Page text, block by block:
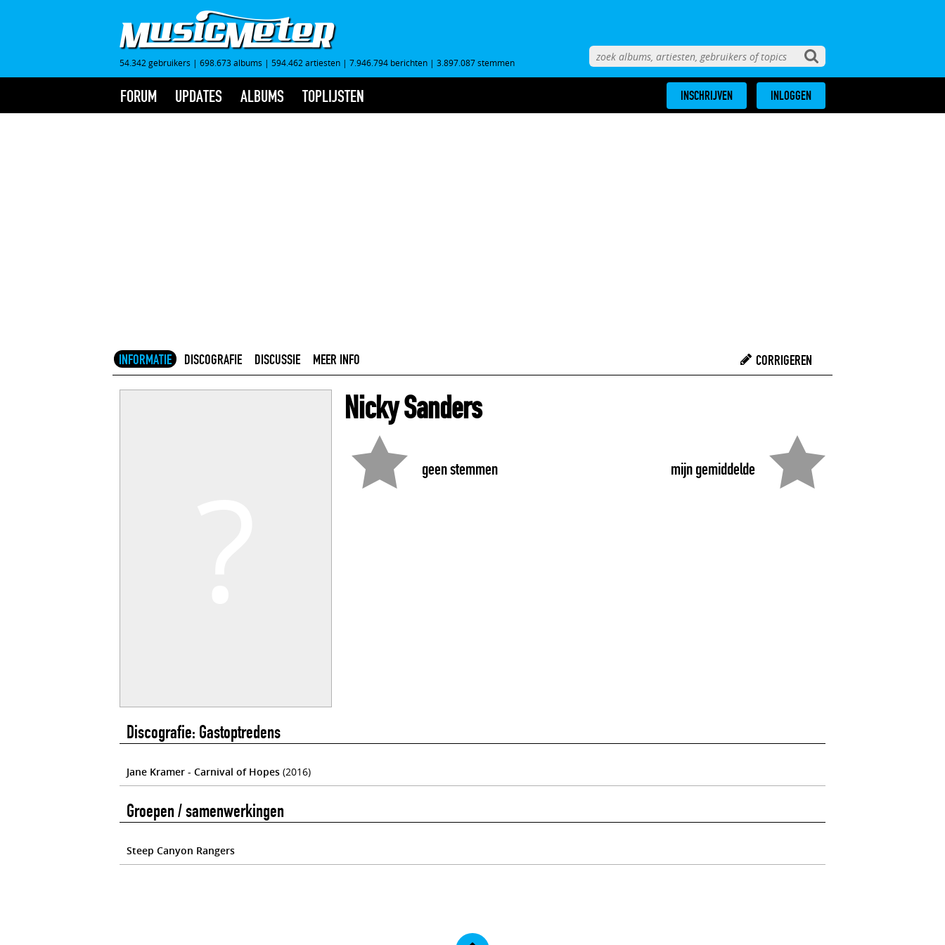
54.342 gebruikers | 698.673 albums | 594.462 artiesten | 7.946.794 berichten | 3.897.087 stemmen
FORUM UPDATES ALBUMS TOPLIJSTEN INSCHRIJVEN INLOGGEN
INFORMATIE DISCOGRAFIE DISCUSSIE MEER INFO CORRIGEREN
Nicky Sanders
mijn gemiddelde
geen stemmen
Discografie: Gastoptredens
Jane Kramer - Carnival of Hopes (2016)
Groepen / samenwerkingen
Steep Canyon Rangers